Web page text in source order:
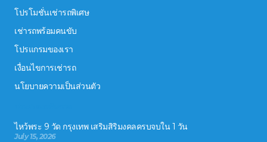
โปรโมชั่นเช่ารถพิเศษ
เช่ารถพร้อมคนขับ
โปรแกรมของเรา
เงื่อนไขการเช่ารถ
นโยบายความเป็นส่วนตัว
ไหว้พระ 9 วัด กรุงเทพ เสริมสิริมงคลครบจบใน 1 วัน
July 15, 2026